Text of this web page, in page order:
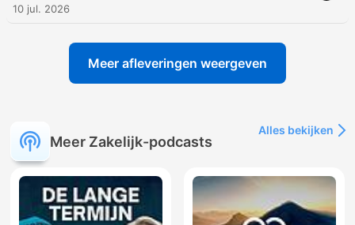
10 jul. 2026
Meer afleveringen weergeven
Meer Zakelijk-podcasts
Alles bekijken